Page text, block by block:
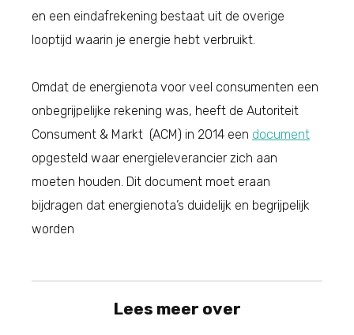
en een eindafrekening bestaat uit de overige
looptijd waarin je energie hebt verbruikt.
Omdat de energienota voor veel consumenten een
onbegrijpelijke rekening was, heeft de Autoriteit
Consument & Markt (ACM) in 2014 een document
opgesteld waar energieleverancier zich aan
moeten houden. Dit document moet eraan
bijdragen dat energienota’s duidelijk en begrijpelijk
worden
Lees meer over